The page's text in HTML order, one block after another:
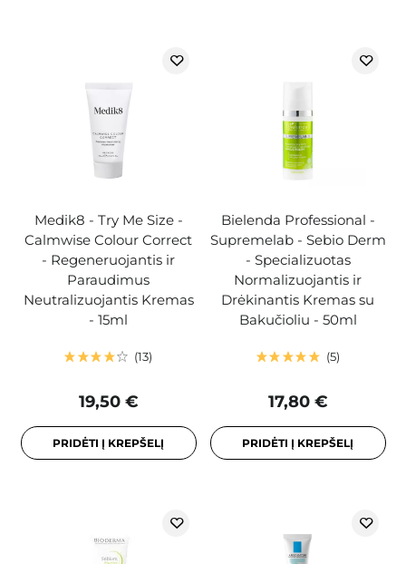
Medik8 - Try Me Size -
Calmwise Colour Correct
- Regeneruojantis ir
Paraudimus
Neutralizuojantis Kremas
- 15ml
13
19,50 €
PRIDĖTI Į KREPŠELĮ
Bielenda Professional -
Supremelab - Sebio Derm
- Specializuotas
Normalizuojantis ir
Drėkinantis Kremas su
Bakučioliu - 50ml
5
17,80 €
PRIDĖTI Į KREPŠELĮ